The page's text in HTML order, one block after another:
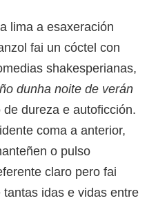
lima a esaxeración
fai un cóctel con
shakesperianas,
dunha noite de verán
dureza e autoficción.
coma a anterior,
o pulso
claro pero fai
idas e vidas entre